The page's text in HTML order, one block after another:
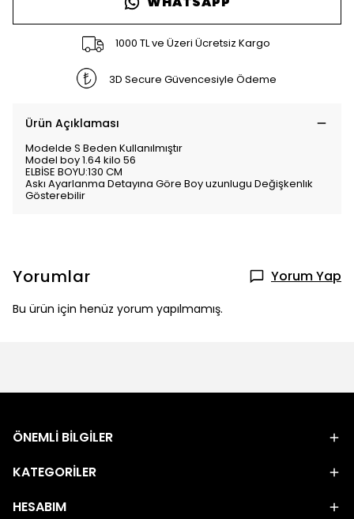
1000 TL ve Üzeri Ücretsiz Kargo
3D Secure Güvencesiyle Ödeme
Ürün Açıklaması
Modelde S Beden Kullanılmıştır
Model boy 1.64 kilo 56
ELBİSE BOYU:130 CM
Askı Ayarlanma Detayına Göre Boy uzunlugu Değişkenlık
Gösterebilir
Yorumlar Yorum Yap
Bu ürün için henüz yorum yapılmamış.
ÖNEMLİ BİLGİLER
KATEGORİLER
HESABIM